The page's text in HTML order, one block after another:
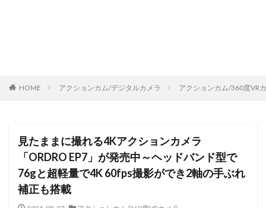
HOME アクションカム/デジタルカメラ アクションカム/360度VR
見たままに撮れる4Kアクションカメラ
「ORDRO EP7」が発売中～ヘッドバンド型で
76gと超軽量で4K 60fps撮影ができ2軸の手ぶれ
補正も搭載